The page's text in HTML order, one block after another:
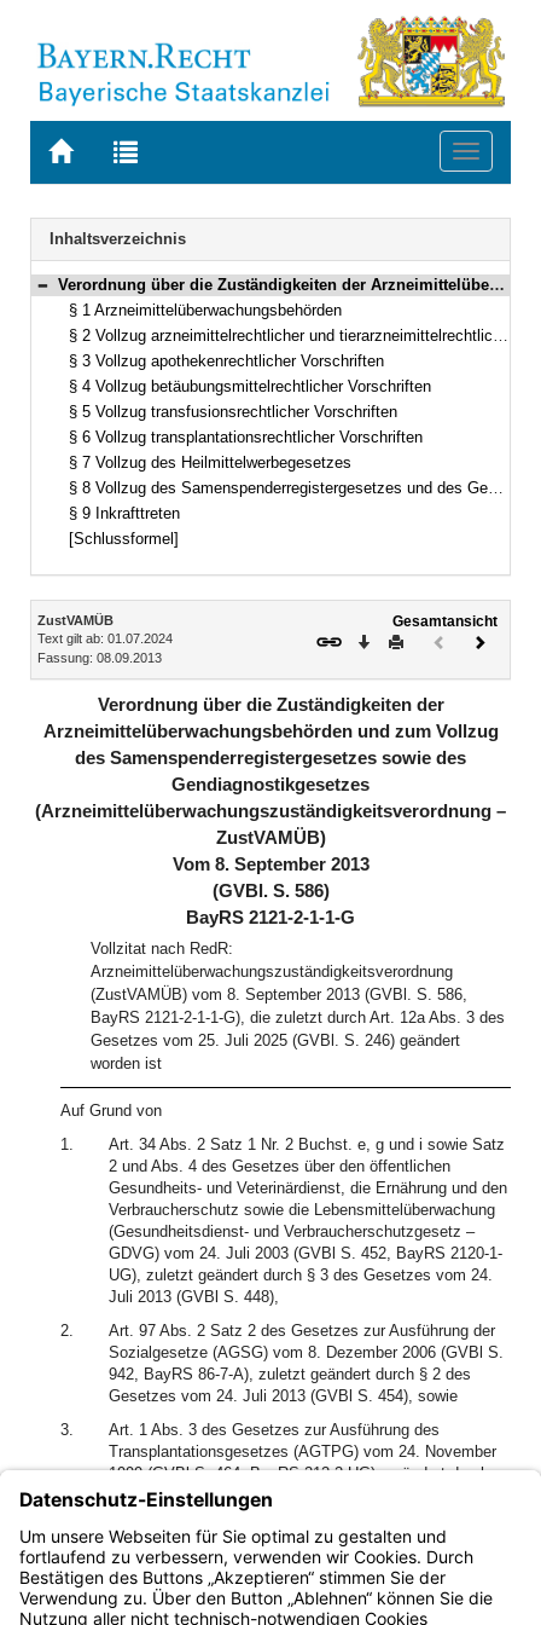
Zur
BAYERN.RECHT
Zur
letzten
Suche
Toggle
Navigation
Inhaltsverzeichnis
Bereich reduzieren
Verordnung über die Zuständigkeiten der Arzneimittelüberwachungsbehörden und zum Vollzug des Samenspenderregistergesetzes sowie des Gendiagnostikgesetzes (Arzneimittelüberwachungszuständigkeitsverordnung – ZustVAMÜB) Vom 8. September 2013 (GVBl. S. 586) BayRS 2121-2-1-1-G (§§ 1–9)
§ 1 Arzneimittelüberwachungsbehörden
§ 2 Vollzug arzneimittelrechtlicher und tierarzneimittelrechtlicher Vorschriften
§ 3 Vollzug apothekenrechtlicher Vorschriften
§ 4 Vollzug betäubungsmittelrechtlicher Vorschriften
§ 5 Vollzug transfusionsrechtlicher Vorschriften
§ 6 Vollzug transplantationsrechtlicher Vorschriften
§ 7 Vollzug des Heilmittelwerbegesetzes
§ 8 Vollzug des Samenspenderregistergesetzes und des Gendiagnostikgesetzes
§ 9 Inkrafttreten
[Schlussformel]
Inhalt
ZustVAMÜB
Text gilt ab: 01.07.2024
Fassung: 08.09.2013
Gesamtansicht
Download
DruckenVorheriges
(inaktiv)
Verordnung über die Zuständigkeiten der
Arzneimittelüberwachungsbehörden und zum Vollzug
des Samenspenderregistergesetzes sowie des
Gendiagnostikgesetzes
(Arzneimittelüberwachungszuständigkeitsverordnung –
ZustVAMÜB)
Vom 8. September 2013
(GVBl. S. 586)
BayRS 2121-2-1-1-G
Vollzitat nach RedR:
Arzneimittelüberwachungszuständigkeitsverordnung
(ZustVAMÜB) vom 8. September 2013 (GVBl. S. 586,
BayRS 2121-2-1-1-G), die zuletzt durch Art. 12a Abs. 3 des
Gesetzes vom 25. Juli 2025 (GVBl. S. 246) geändert
worden ist
Auf Grund von
1.
Art. 34 Abs. 2 Satz 1 Nr. 2 Buchst. e, g und i sowie Satz
2 und Abs. 4 des Gesetzes über den öffentlichen
Gesundheits- und Veterinärdienst, die Ernährung und den
Verbraucherschutz sowie die Lebensmittelüberwachung
(Gesundheitsdienst- und Verbraucherschutzgesetz –
GDVG) vom 24. Juli 2003 (GVBl S. 452, BayRS 2120-1-
UG), zuletzt geändert durch § 3 des Gesetzes vom 24.
Juli 2013 (GVBl S. 448),
2.
Art. 97 Abs. 2 Satz 2 des Gesetzes zur Ausführung der
Sozialgesetze (AGSG) vom 8. Dezember 2006 (GVBl S.
942, BayRS 86-7-A), zuletzt geändert durch § 2 des
Gesetzes vom 24. Juli 2013 (GVBl S. 454), sowie
3.
Art. 1 Abs. 3 des Gesetzes zur Ausführung des
Transplantationsgesetzes (AGTPG) vom 24. November
1999 (GVBl S. 464, BayRS 212-2-UG), geändert durch
Gesetz vom 8. Februar 2010 (GVBl S. 55),
erlässt das Bayerische Staatsministerium für Umwelt und
Gesundheit folgende Verordnung: